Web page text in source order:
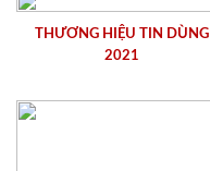
THƯƠNG HIỆU TIN DÙNG
2021